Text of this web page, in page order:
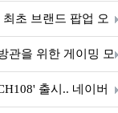
초 브랜드 팝업 오
관을 위한 게이밍 모
출시.. 네이버